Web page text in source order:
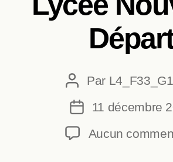
Auteur
de
l’article
Par
Date
de
11 décembre
Aucun